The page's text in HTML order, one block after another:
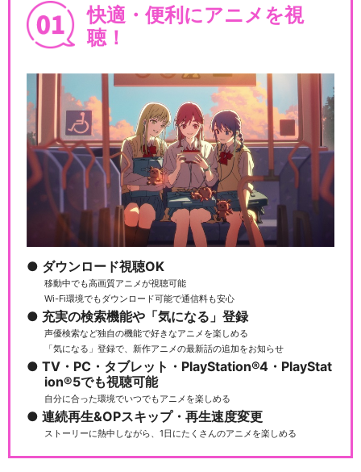
快適・便利にアニメを視
聴！
ダウンロード視聴OK
移動中でも高画質アニメが視聴可能
Wi-Fi環境でもダウンロード可能で通信料も安心
充実の検索機能や「気になる」登録
声優検索など独自の機能で好きなアニメを楽しめる
「気になる」登録で、新作アニメの最新話の追加をお知らせ
TV・PC・タブレット・PlayStation®4・PlayStat
ion®5でも視聴可能
自分に合った環境でいつでもアニメを楽しめる
連続再生&OPスキップ・再生速度変更
ストーリーに熱中しながら、1日にたくさんのアニメを楽しめる